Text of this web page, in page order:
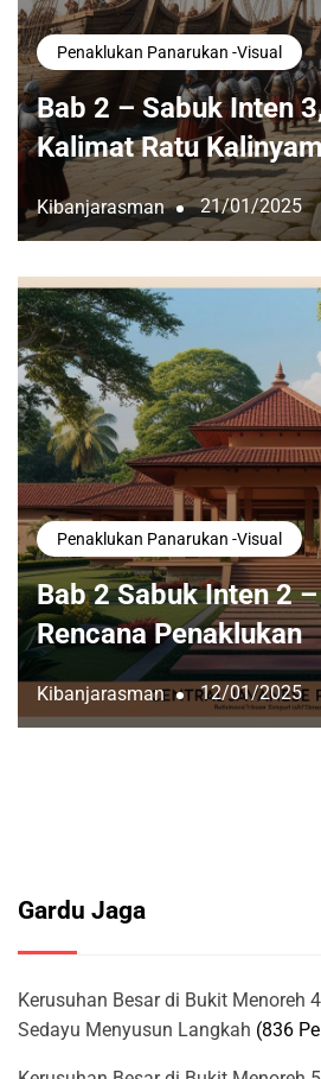
Penaklukan Panarukan -visual
Bab 2 – Sabuk Inten
Kalimat Ratu
Kibanjarasman 21/01/2025
Penaklukan Panarukan -visual
Bab 2 Sabuk Inten 2
Rencana Penaklukan
Kibanjarasman 12/01/2025
Gardu Jaga
Kerusuhan Besar di Bukit Menoreh
Sedayu Menyusun Langkah (836